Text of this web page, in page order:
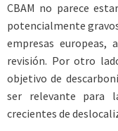
CBAM no parece
potencialmente
empresas europeas,
revisión. Por otro
objetivo de
ser relevante para
crecientes de